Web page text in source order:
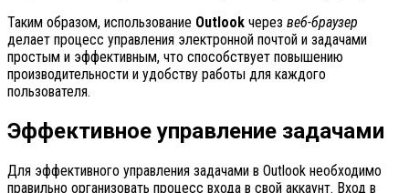
Таким образом, использование Outlook через веб-браузер
делает процесс управления электронной почтой и задачами
простым и эффективным, что способствует повышению
производительности и удобству работы для каждого
пользователя.
Эффективное управление задачами
Для эффективного управления задачами в Outlook необходимо
правильно организовать процесс входа в свой аккаунт. Вход в